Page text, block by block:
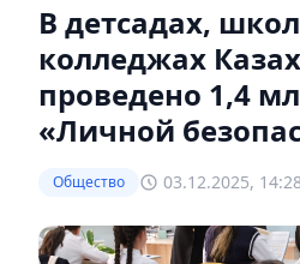
В детсадах,
колледжах
проведено 1,4
«Личной
Общество 03.12.2025,